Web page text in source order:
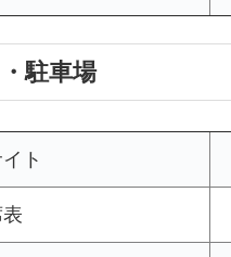
駐車場
ト